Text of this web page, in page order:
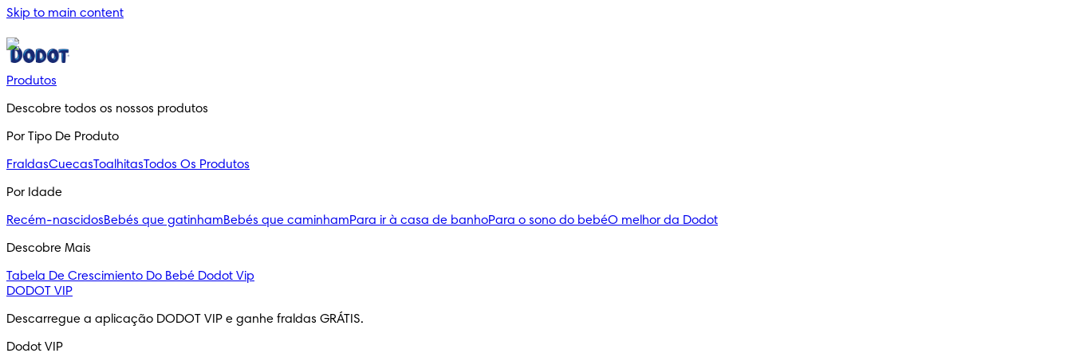
Skip to main content
Produtos
Descobre todos os nossos produtos
Por Tipo De Produto
FraldasCuecasToalhitasTodos Os Produtos
Por Idade
Recém-nascidosBebés que gatinhamBebés que caminhamPara ir à casa de banhoPara o sono do bebéO melhor da Dodot
Descobre Mais
Tabela De Crescimiento Do Bebé Dodot Vip
DODOT VIP
Descarregue a aplicação DODOT VIP e ganhe fraldas GRÁTIS.
Dodot VIP